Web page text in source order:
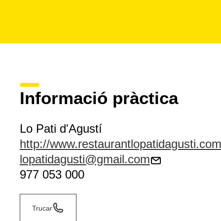
Informació pràctica
Lo Pati d'Agustí
http://www.restaurantlopatidagusti.com
lopatidagusti@gmail.com
977 053 000
Trucar